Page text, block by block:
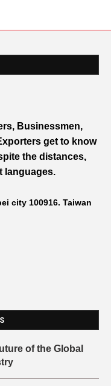
Businessmen,
get to know
the distances,
languages.
city 100916. Taiwan
of the Global